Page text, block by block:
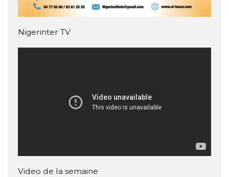
Nigerinter TV
Video de la semaine